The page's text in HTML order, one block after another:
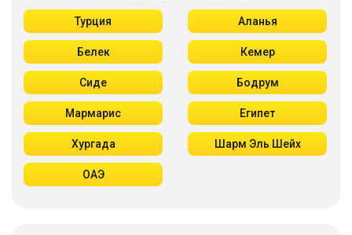
Турция Аланья
Белек Кемер
Сиде Бодрум
Мармарис Египет
Хургада Шарм Эль Шейх
ОАЭ